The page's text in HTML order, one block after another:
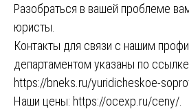
Разобраться в вашей проблеме
юристы.
Контакты для связи с нашим
департаментом указаны по
https://bneks.ru/yuridicheskoe-
Наши цены: https://ocexp.ru/ceny/